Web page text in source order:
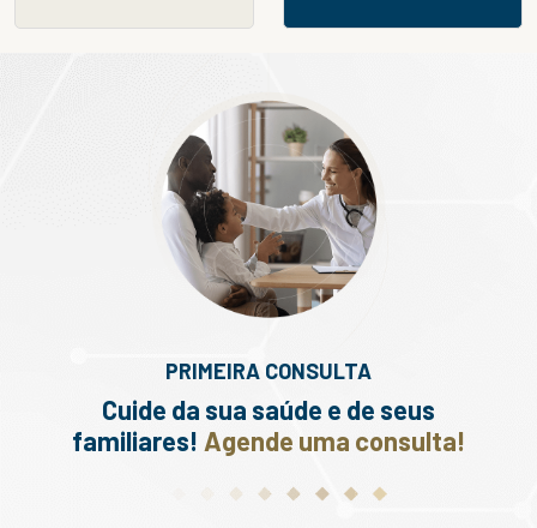
PRIMEIRA CONSULTA
Cuide da sua saúde e de seus
familiares! Agende uma consulta!